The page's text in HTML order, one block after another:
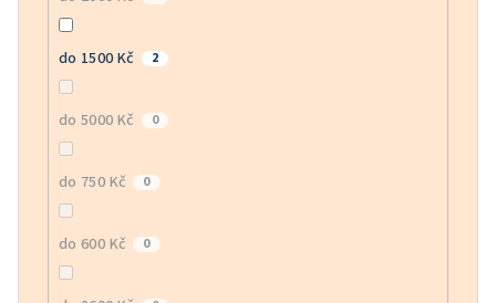
do 1500 Kč 2
do 5000 Kč 0
do 750 Kč 0
do 600 Kč 0